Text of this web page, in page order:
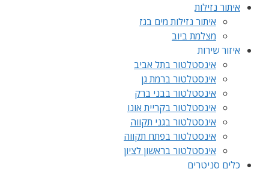
איתור נזילות
איתור נזילות מים בגז
מצלמת ביוב
איזור שירות
אינסטלטור בתל אביב
אינסטלטור ברמת גן
אינסטלטור בבני ברק
אינסטלטור בקריית אונו
אינסטלטור בגני תקווה
אינסטלטור בפתח תקווה
אינסטלטור בראשון לציון
כלים סניטרים